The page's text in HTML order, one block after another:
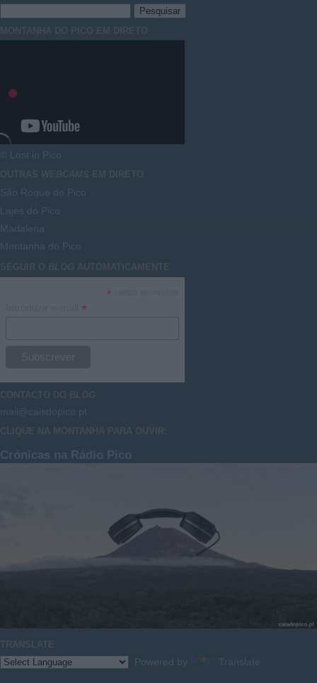
MONTANHA DO PICO EM DIRETO
© Lost in Pico
OUTRAS WEBCAMS EM DIRETO
São Roque do Pico
Lajes do Pico
Madalena
Montanha do Pico
SEGUIR O BLOG AUTOMATICAMENTE
*
*
CONTACTO DO BLOG
mail@caisdopico.pt
CLIQUE NA MONTANHA PARA OUVIR:
Crónicas na Rádio Pico
TRANSLATE
Powered by Translate